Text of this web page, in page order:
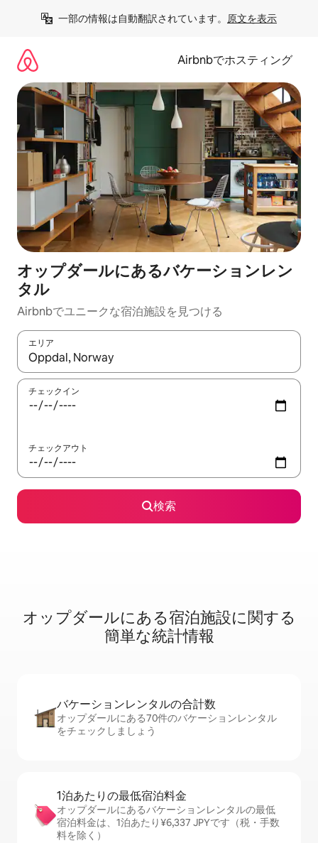
一部の情報は自動翻訳されています。 原文を表示
Airbnbでホスティング
オップダールにあるバケーションレン
タル
Airbnbでユニークな宿泊施設を見つける
エリア
検索結果が表示されたら、上下の矢印キーを使って移動するか
チェックイン
チェックアウト
検索
オップダールに⁠あ⁠る宿⁠泊⁠施⁠設⁠に関⁠す⁠る
簡⁠単⁠な統⁠計⁠情⁠報
バケーションレ⁠ン⁠タ⁠ル⁠の合⁠計⁠数
オップダールにある70件のバケーションレンタル
をチェックしましょう
1泊あたりの最⁠低⁠宿⁠泊⁠料⁠金
オップダールにあるバケーションレンタルの最低
宿泊料金は、1泊あたり¥6,337 JPYです（税・手数
料を除く）